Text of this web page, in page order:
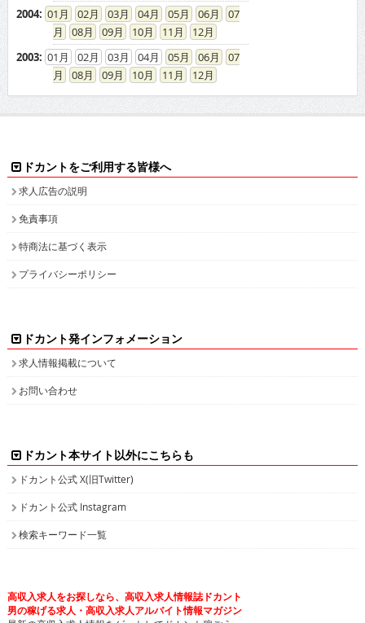
2004: 01 02 03 04 05 06
07
08
09 10 11
12
2003: 01 02 03 04 05 06
07
08
09 10 11 12
ドカントをご利用する皆様へ
求人広告の説明
免責事項
特商法に基づく表示
プライバシーポリシー
ドカント発インフォメーション
求人情報掲載について
お問い合わせ
ドカント本サイト以外にこちらも
ドカント公式 X(旧Twitter)
ドカント公式 Instagram
検索キーワード一覧
高収入求人をお探しなら、高収入求人情報誌ドカント
男の稼げる求人・高収入求人アルバイト情報マガジン